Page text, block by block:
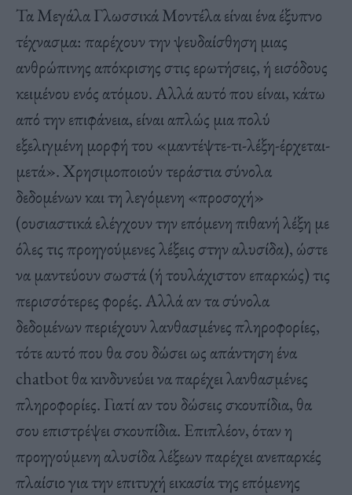
Τα Μεγάλα Γλωσσικά Μοντέλα είναι ένα έξυπνο
τέχνασμα: παρέχουν την ψευδαίσθηση μιας
ανθρώπινης απόκρισης στις ερωτήσεις, ή εισόδους
κειμένου ενός ατόμου. Αλλά αυτό που είναι, κάτω
από την επιφάνεια, είναι απλώς μια πολύ
εξελιγμένη μορφή του «μαντέψτε-τι-λέξη-έρχεται-
μετά». Χρησιμοποιούν τεράστια σύνολα
δεδομένων και τη λεγόμενη «προσοχή»
(ουσιαστικά ελέγχουν την επόμενη πιθανή λέξη με
όλες τις προηγούμενες λέξεις στην αλυσίδα), ώστε
να μαντεύουν σωστά (ή τουλάχιστον επαρκώς) τις
περισσότερες φορές. Αλλά αν τα σύνολα
δεδομένων περιέχουν λανθασμένες πληροφορίες,
τότε αυτό που θα σου δώσει ως απάντηση ένα
chatbot θα κινδυνεύει να παρέχει λανθασμένες
πληροφορίες. Γιατί αν του δώσεις σκουπίδια, θα
σου επιστρέψει σκουπίδια. Επιπλέον, όταν η
προηγούμενη αλυσίδα λέξεων παρέχει ανεπαρκές
πλαίσιο για την επιτυχή εικασία της επόμενης